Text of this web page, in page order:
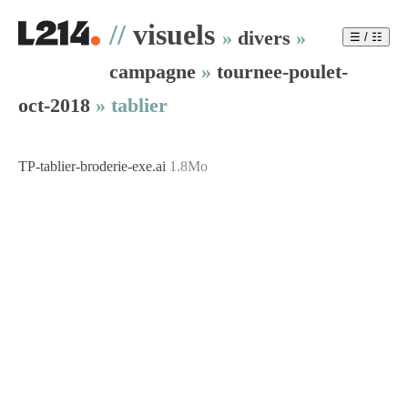
// visuels » divers »
campagne » tournee-poulet-
oct-2018 » tablier
TP-tablier-broderie-exe.ai 1.8Mo
☰ / ☷